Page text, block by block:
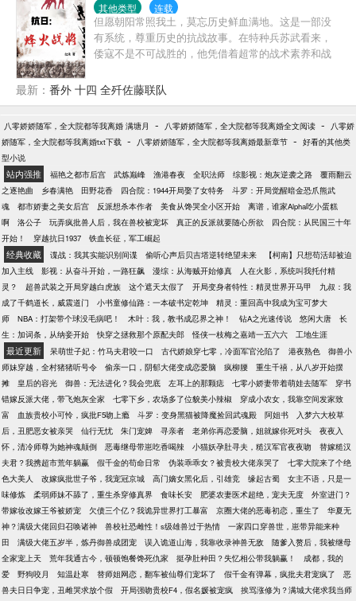
其他类型 连载
但愿朝阳常照我土，莫忘历史鲜血满地。这是一部没
有系统，尊重历史的抗战故事。在特种兵苏武看来，
倭寇不是不可战胜的，他凭借着超常的战术素养和战
战场犹如一把利剑直刺倭寇心脏，为四万万民众冲散
头顶的乌云！
最新： 番外 十四 全歼佐藤联队
八零娇娇随军，全大院都等我离婚 满塘月 - 八零娇娇随军，全大院都等我离婚全文阅读 -
八零娇
娇随军，全大院都等我离婚txt下载 - 八零娇娇随军，全大院都等我离婚最新章节 - 好看的其他类
型小说
站内强推 福艳之都市后宫 武炼巅峰 渔港春夜 全职法师 综影视：炮灰逆袭之路
覆雨翻云
之逐艳曲
乡春满艳 田野花香 四合院：1944开局娶了女特务
斗罗：开局觉醒暗金恐爪熊武
魂
都市娇妻之美女后宫 反派想杀本作者 美食从馋哭全小区开始
离谱，谁家Alpha吃小蛋糕
啊
洛公子 玩弄疯批兽人后，我在兽校被宠坏 真正的反派就要随心所欲
四合院：从民国三十年
开始！
穿越抗日1937 铁血长征，军工崛起
经典收藏 谍战：我其实能识别间谍 偷听心声后贝吉塔逆转绝望未来
【柯南】只想苟活却被迫
加入主线
影视：从奋斗开始，一路狂飙 漫综：从海贼开始修真
人在火影，系统叫我托付精
灵？
超兽武装之开局穿越白虎族 这个遮天太假了 开局变身者特性：精灵世界开马甲
九叔：我
成了千鹤道长，威震道门
小书童修仙路：一本破书定乾坤
精灵：重回高中我成为宝可梦大
师
NBA：打架带个球没毛病吧！ 木叶：我，教书成忍界之神！ 钻A之光速传说 悠闲大唐
长
生：加词条，从纳妾开始
快穿之拯救那个原配夫郎 怪侠一枝梅之嘉靖一五六六 工地生涯
最近更新 呆萌世子妃：竹马夫君咬一口 古代娇娘穿七零，冷面军官沦陷了 港夜熟色
御兽小
师妹穿越，全村猪猪听号令
偷亲一口，阴郁大佬变成恋爱脑 疯柳腰
重生千禧，从八岁开始摆
摊
皇后的容光 御兽：无法进化？我会兜底 左耳上的那颗痣 七零小娇妻带着萌娃去随军
穿书
错嫁反派大佬，带飞炮灰全家
七零下乡，农场多了位貌美小辣椒
穿成小农女，我靠空间发家致
富
血族贵校小可怜，疯批F5吻上瘾 斗罗：变身黑猫被降魔捡回武魂殿 阿姐书
入梦六大校草
后，丑肥恶女被亲哭
仙行无忧 朱门宠婢 寻亲者 老弟你再恋爱脑，姐就嫁你死对头
夜夜入
怀，清冷师尊为她神魂颠倒
恶毒继母带崽吃香喝辣 小猫妖孕肚寻夫，糙汉军官夜夜吻
替嫁糙汉
夫君？我携超市荒年躺赢
假千金的苟命日常 伪装乖乖女？被贵校大佬亲哭了
七零大院来了个绝
色大美人
改嫁疯批世子爷，我宠冠京城 高门嫡女黑化后，引雄竞 缘起古蜀
女主不语，只是一
味修炼
柔弱师妹不舔了，重生杀穿修真界 食味长安 肥婆农妻医术超绝，宠夫无度
外室进门？
带嫁妆改嫁王爷被娇宠
欠债三个亿？我诡异世界打工暴富 京圈大佬的恶毒初恋，重生了
华夏无
神？满级大佬回归召唤诸神
兽校社恐雌性！s级雄兽过于热情
一家四口穿兽世，崽带异能来种
田
满级大佬五岁半，炼丹御兽成团宠 误入诡道山海，我靠收录神兽无敌
随爹入赘后，我被继母
全家宠上天
荒年我通古今，顿顿饱餐馋死仇家 挺孕肚种田？失忆相公带我躺赢！
成都，我的
爱
野狗咬月 知温赴寒 替师姐网恋，翻车被仙尊们宠坏了 假千金有弹幕，疯批夫君宠疯了
恶
兽夫日日争宠，丑雌哭求放个假
开局强吻贵校F4，假名媛被宠疯
挨骂涨修为？满城大佬求我当师